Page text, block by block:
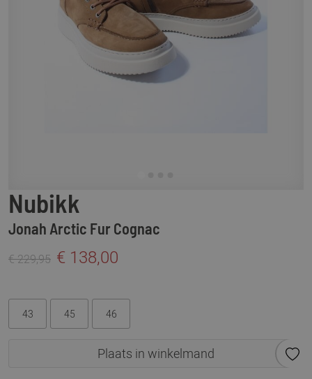
Nubikk
Jonah Arctic Fur Cognac
€ 229,95 € 138,00
43 45 46
Plaats in winkelmand